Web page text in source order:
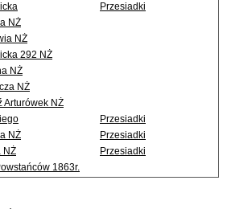
Przesiadki
NŻ
NŻ
292 NŻ
NŻ
NŻ
Arturówek NŻ
Przesiadki
NŻ
Przesiadki
NŻ
Przesiadki
1863r.